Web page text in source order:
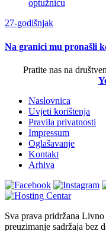
27-godišnjak
Na granici mu pronašli
Pratite nas na
Naslovnica
Uvjeti korištenja
Pravila privatnosti
Impressum
Oglašavanje
Kontakt
Arhiva
Sva prava pridržana
preuzimanje sadržaja bez